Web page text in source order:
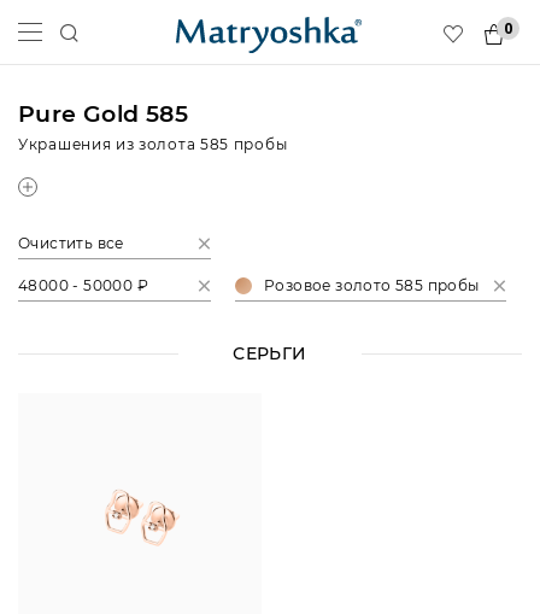
0
Pure Gold 585
Украшения из золота 585 пробы
Очистить все
48000 - 50000 ₽ Розовое золото 585 пробы
СЕРЬГИ